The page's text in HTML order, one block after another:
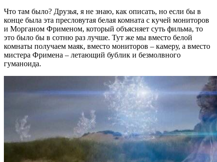
Что там было? Друзья, я не знаю, как описать, но если бы в
конце была эта пресловутая белая комната с кучей мониторов
и Морганом Фрименом, который объясняет суть фильма, то
это было бы в сотню раз лучше. Тут же мы вместо белой
комнаты получаем маяк, вместо мониторов – камеру, а вместо
мистера Фримена – летающий бублик и безмолвного
гуманоида.